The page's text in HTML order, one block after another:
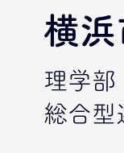
横浜
理学部
総合